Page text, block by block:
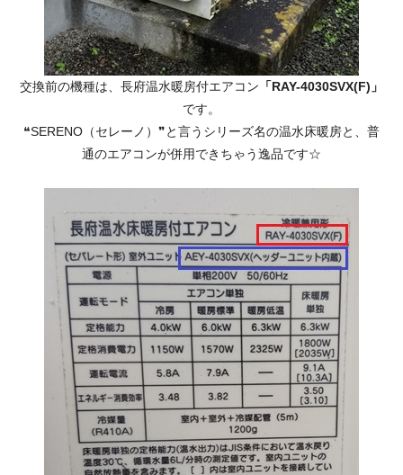
交換前の機種は、長府温水暖房付エアコン 「RAY-4030SVX(F)」
です。
❝SERENO（セレーノ）❞と言うシリーズ名の温水床暖房と、普
通のエアコンが併用できちゃう逸品です☆